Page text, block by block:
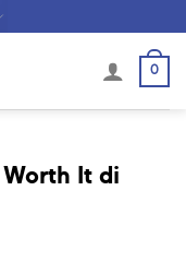
0
It di